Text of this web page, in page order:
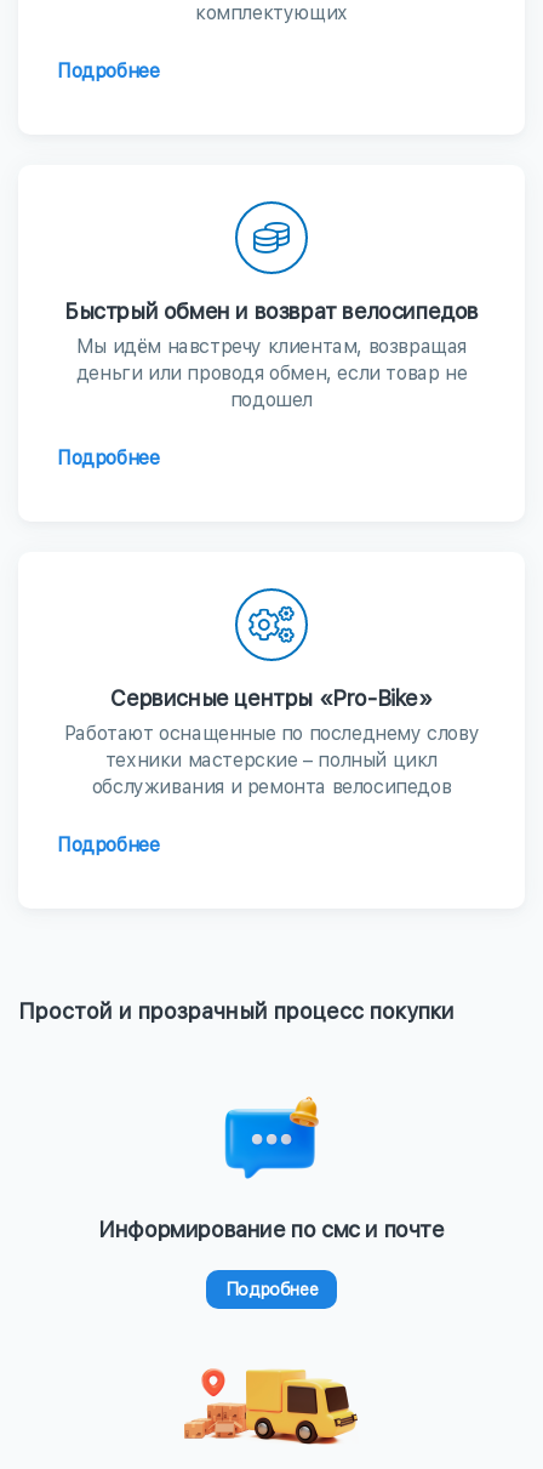
комплектующих
Подробнее
Быстрый обмен и возврат велосипедов
Мы идём навстречу клиентам, возвращая
деньги или проводя обмен, если товар не
подошел
Подробнее
Сервисные центры «Pro-Bike»
Работают оснащенные по последнему слову
техники мастерские – полный цикл
обслуживания и ремонта велосипедов
Подробнее
Простой и прозрачный процесс покупки
Информирование по смс и почте
Подробнее